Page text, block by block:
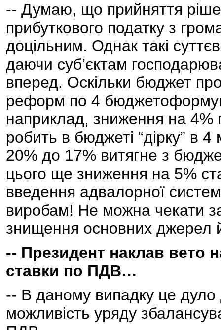
-- Думаю, що прийняття
прибуткового податку з
доцільним. Однак такі
даючи суб’єктам
вперед. Оскільки бюджет
реформ по 4
наприклад, зниження на 4%
робить в бюджеті “дірку” в
20% до 17% витягне з
цього ще зниження на 5%
введення адвалорної
виробам! Не можна чекати
знищення основних джерел
-- Президент наклав вето
ставки по ПДВ…
-- В даному випадку це
можливість уряду